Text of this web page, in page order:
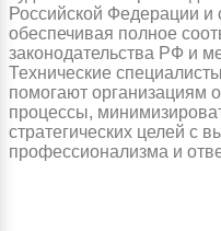
Российской Федерации и
обеспечивая полное
законодательства РФ и
Технические
помогают организациям
процессы,
стратегических целей с
профессионализма и